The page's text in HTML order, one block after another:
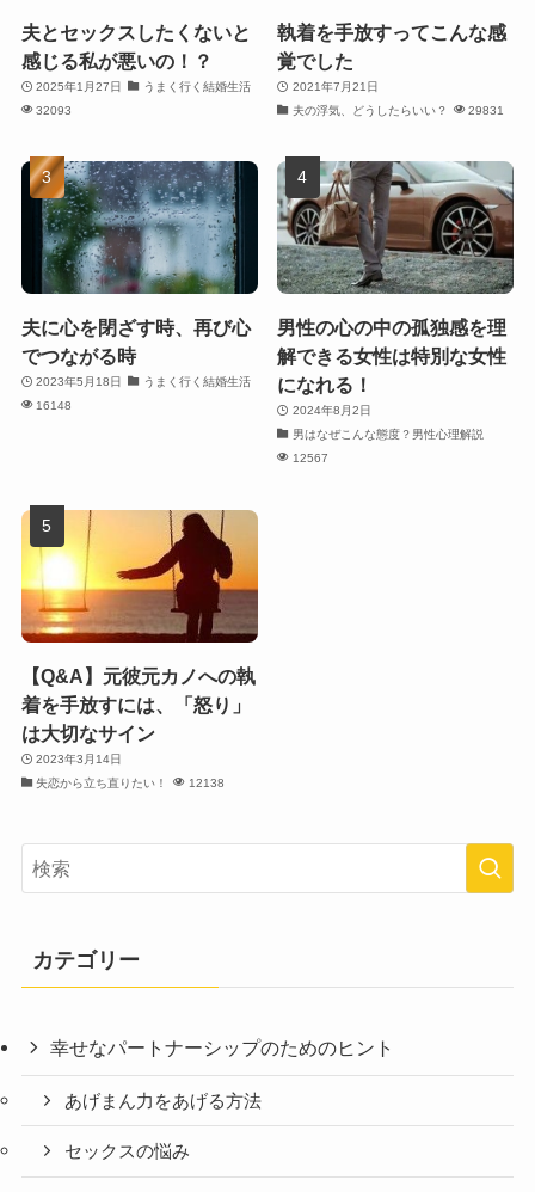
夫とセックスしたくないと
感じる私が悪いの！？
2025年1月27日
うまく行く結婚生活
32093
執着を手放すってこんな感
覚でした
2021年7月21日
夫の浮気、どうしたらいい？
29831
夫に心を閉ざす時、再び心
でつながる時
2023年5月18日
うまく行く結婚生活
16148
男性の心の中の孤独感を理
解できる女性は特別な女性
になれる！
2024年8月2日
男はなぜこんな態度？男性心理解説
12567
【Q&A】元彼元カノへの執
着を手放すには、「怒り」
は大切なサイン
2023年3月14日
失恋から立ち直りたい！
12138
カテゴリー
幸せなパートナーシップのためのヒント
あげまん力をあげる方法
セックスの悩み